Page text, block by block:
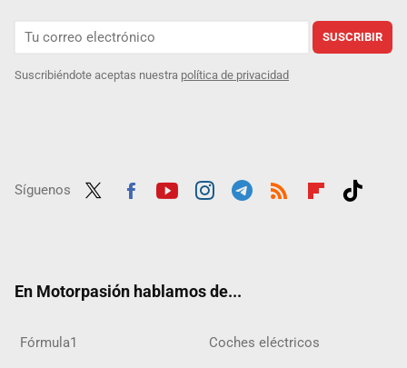
SUSCRIBIR
Suscribiéndote aceptas nuestra política de privacidad
Síguenos
En Motorpasión hablamos de...
Fórmula1 Coches eléctricos